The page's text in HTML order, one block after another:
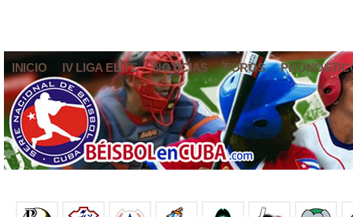
INICIO IV LIGA ELITE NOTICIAS FOROS